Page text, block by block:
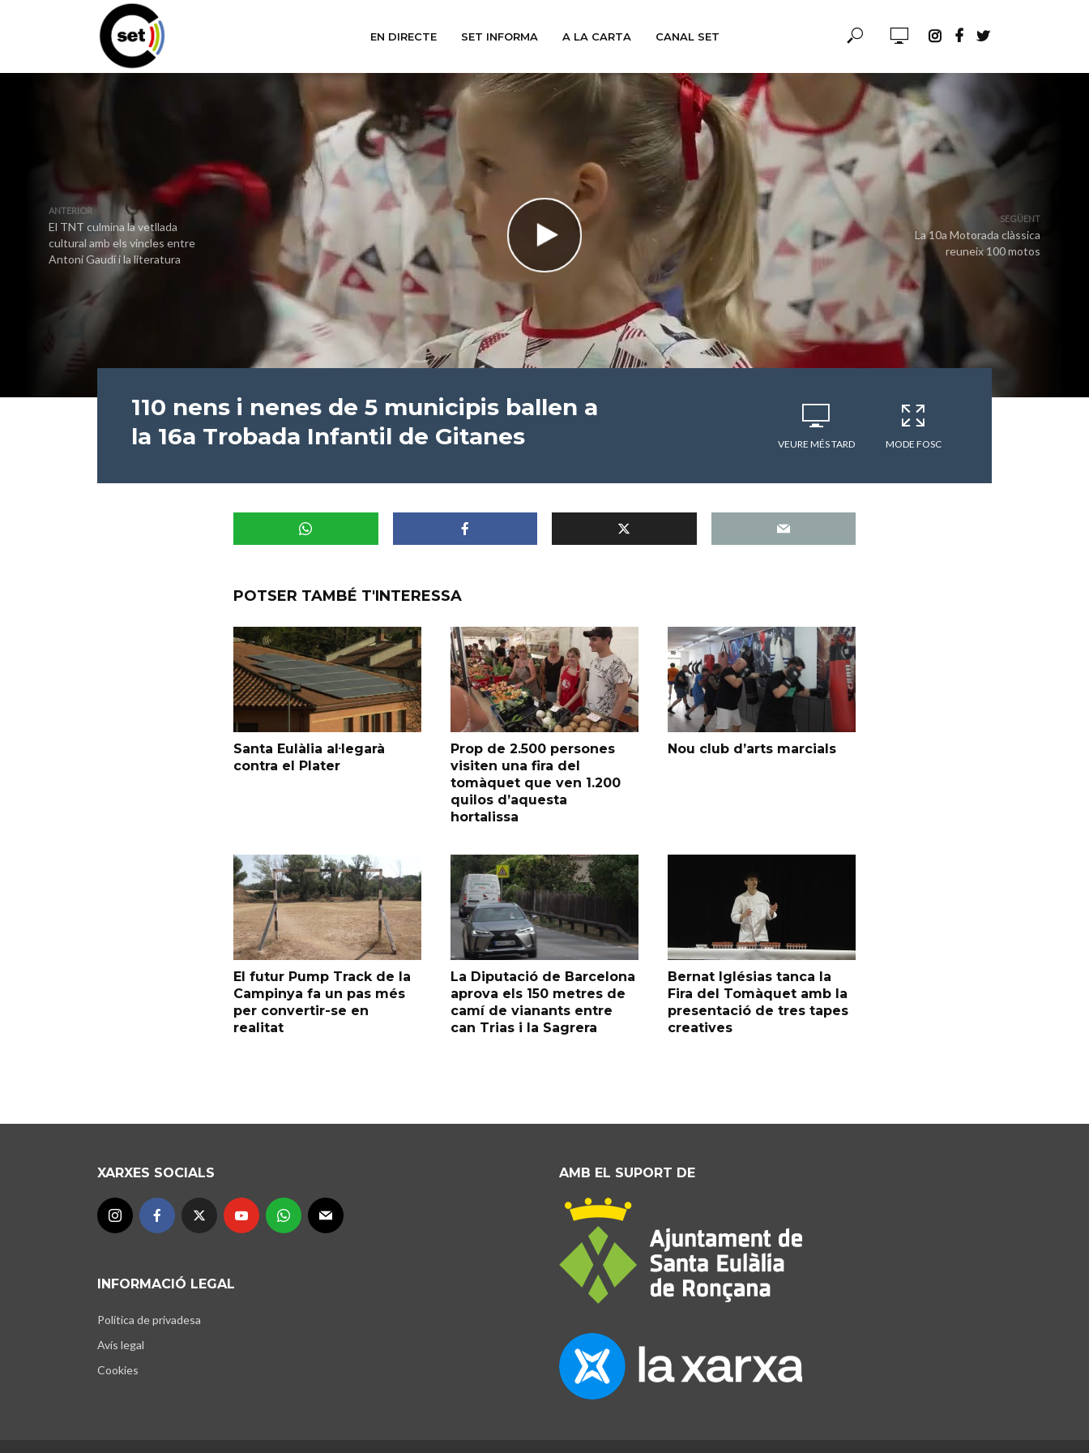
EN DIRECTE SET INFORMA A LA CARTA CANAL SET
ANTERIOR
El TNT culmina la vetllada
cultural amb els vincles entre
Antoni Gaudí i la literatura
SEGÜENT
La 10a Motorada clàssica
reuneix 100 motos
110 nens i nenes de 5 municipis ballen a
la 16a Trobada Infantil de Gitanes
VEURE MÉS TARD MODE FOSC
POTSER TAMBÉ T'INTERESSA
Santa Eulàlia al·legarà
contra el Plater
Prop de 2.500 persones
visiten una fira del
tomàquet que ven 1.200
quilos d’aquesta
hortalissa
Nou club d’arts marcials
El futur Pump Track de la
Campinya fa un pas més
per convertir-se en
realitat
La Diputació de Barcelona
aprova els 150 metres de
camí de vianants entre
can Trias i la Sagrera
Bernat Iglésias tanca la
Fira del Tomàquet amb la
presentació de tres tapes
creatives
XARXES SOCIALS
INFORMACIÓ LEGAL
Política de privadesa
Avís legal
Cookies
AMB EL SUPORT DE